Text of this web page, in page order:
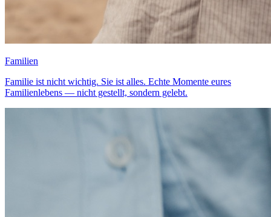
Familien
Familie ist nicht wichtig. Sie ist alles. Echte Momente eures
Familienlebens — nicht gestellt, sondern gelebt.